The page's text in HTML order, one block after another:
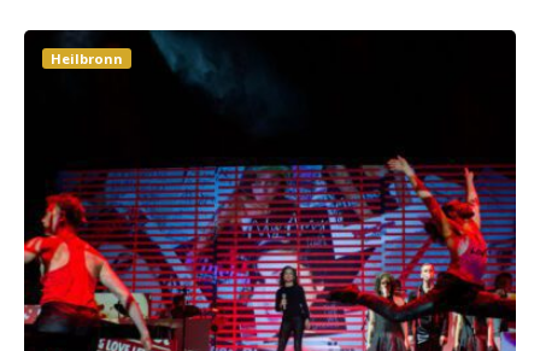
Heilbronn